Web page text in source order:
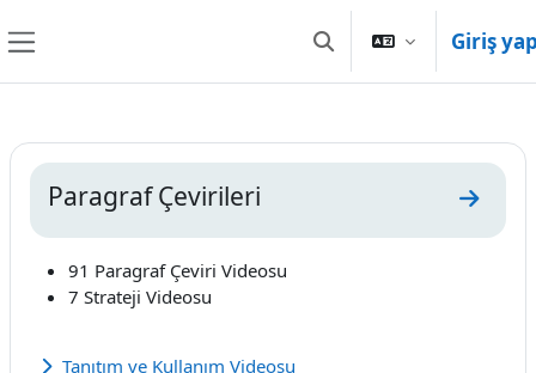
Arama girişini değiştir
Giriş
Bölüm anahatları
Paragraf Çevirileri
91 Paragraf Çeviri Videosu
7 Strateji Videosu
Tanıtım ve Kullanım Videosu